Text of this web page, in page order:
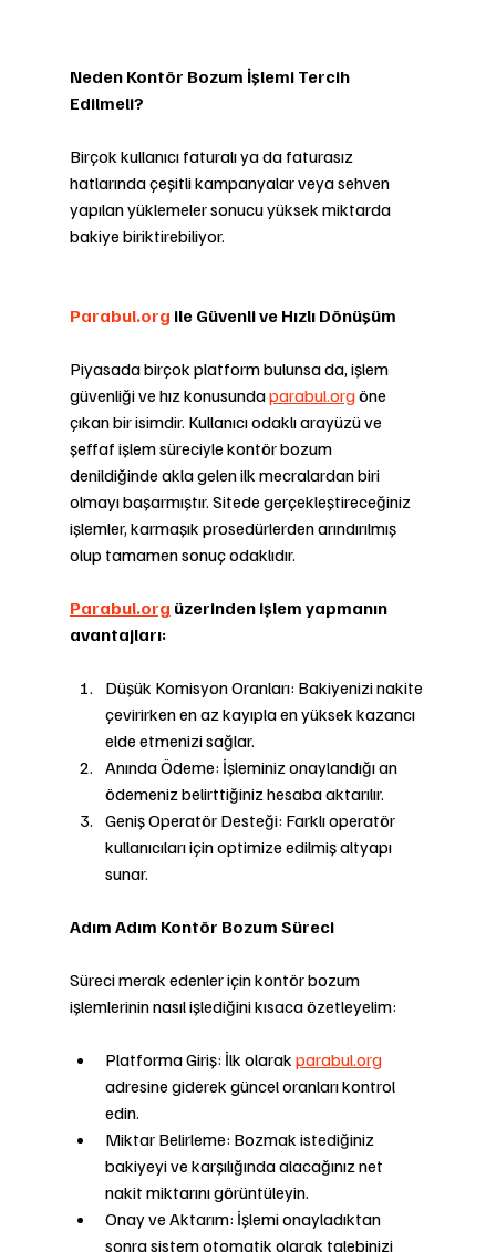
Neden Kontör Bozum İşlemi Tercih
Edilmeli?
Birçok kullanıcı faturalı ya da faturasız
hatlarında çeşitli kampanyalar veya sehven
yapılan yüklemeler sonucu yüksek miktarda
bakiye biriktirebiliyor.
Parabul.org ile Güvenli ve Hızlı Dönüşüm
Piyasada birçok platform bulunsa da, işlem
güvenliği ve hız konusunda parabul.orgöne
çıkan bir isimdir. Kullanıcı odaklı arayüzü ve
şeffaf işlem süreciyle kontör bozum
denildiğinde akla gelen ilk mecralardan biri
olmayı başarmıştır. Sitede gerçekleştireceğiniz
işlemler, karmaşık prosedürlerden arındırılmış
olup tamamen sonuç odaklıdır.
Parabul.org üzerinden işlem yapmanın
avantajları:
Düşük Komisyon Oranları: Bakiyenizi nakite
çevirirken en az kayıpla en yüksek kazancı
elde etmenizi sağlar.
Anında Ödeme: İşleminiz onaylandığı an
ödemeniz belirttiğiniz hesaba aktarılır.
Geniş Operatör Desteği: Farklı operatör
kullanıcıları için optimize edilmiş altyapı
sunar.
Adım Adım Kontör Bozum Süreci
Süreci merak edenler için kontör bozum
işlemlerinin nasıl işlediğini kısaca özetleyelim:
Platforma Giriş: İlk olarak parabul.org
adresine giderek güncel oranları kontrol
edin.
Miktar Belirleme: Bozmak istediğiniz
bakiyeyi ve karşılığında alacağınız net
nakit miktarını görüntüleyin.
Onay ve Aktarım: İşlemi onayladıktan
sonra sistem otomatik olarak talebinizi